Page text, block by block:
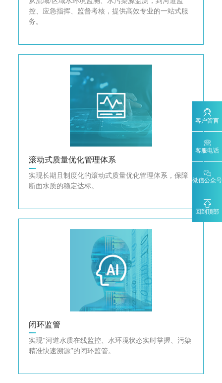
客户留言
客服电话
微信公众号
回到顶部
控、应急指挥、监督考核，提供高效专业的一站式服
务。
滚动式质量优化管理体系
实现长期且制度化的滚动式质量优化管理体系，保障
断面水质的稳定达标。
闭环监管
实现“河道水质在线监控、水环境状态实时掌握、污染
精准快速溯源”的闭环监管。